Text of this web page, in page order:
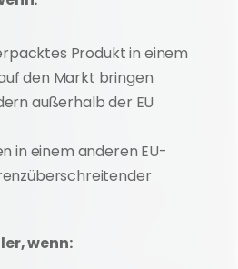
Produkt in einem
den Markt bringen
außerhalb der EU
in einem anderen EU-
wenn: